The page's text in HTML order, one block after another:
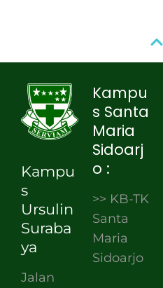
Kampu
s
Ursulin
Suraba
ya
Jalan
Kampu
s Santa
Maria
Sidoarj
o :
>> KB-TK
Santa
Maria
Sidoarjo